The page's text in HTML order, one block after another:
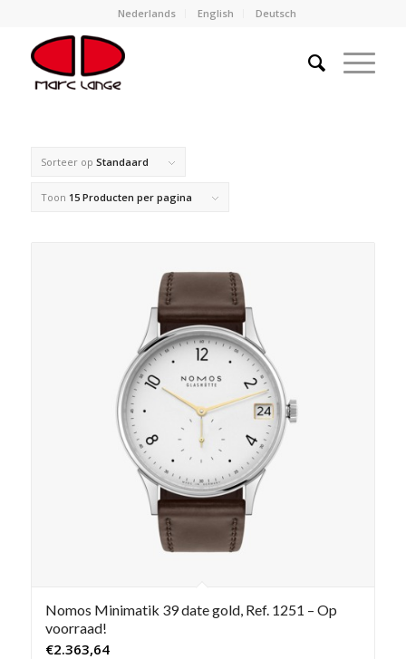
Nederlands English Deutsch
Sorteer op Standaard
Toon 15 Producten per pagina
Nomos Minimatik 39 date gold, Ref. 1251 – Op
voorraad!
€2.363,64